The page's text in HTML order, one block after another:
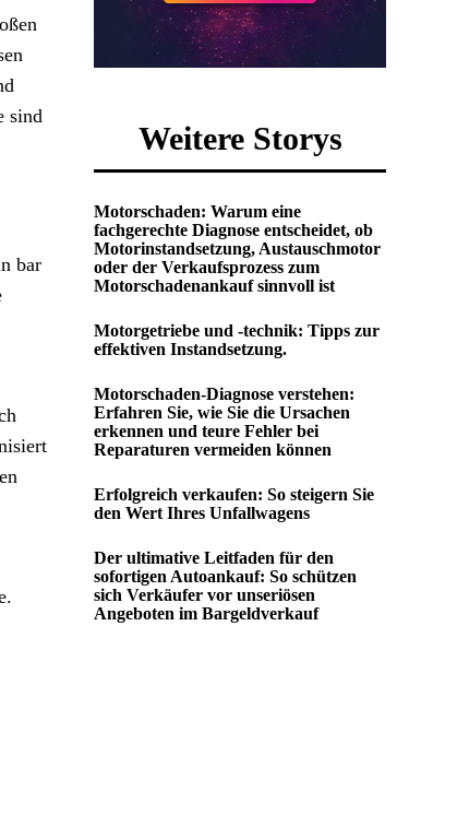
sind
bar
Weitere Storys
Motorschaden: Warum eine
fachgerechte Diagnose entscheidet, ob
Motorinstandsetzung, Austauschmotor
oder der Verkaufsprozess zum
Motorschadenankauf sinnvoll ist
Motorgetriebe und -technik: Tipps zur
effektiven Instandsetzung.
Motorschaden-Diagnose verstehen:
Erfahren Sie, wie Sie die Ursachen
erkennen und teure Fehler bei
Reparaturen vermeiden können
Erfolgreich verkaufen: So steigern Sie
den Wert Ihres Unfallwagens
Der ultimative Leitfaden für den
sofortigen Autoankauf: So schützen
sich Verkäufer vor unseriösen
Angeboten im Bargeldverkauf